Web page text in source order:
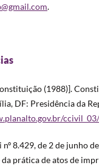
.
(1988)].
DF: Presidência da
nº 8.429, de 2 de junho
prática de atos de